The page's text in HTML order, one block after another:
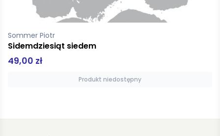
Mistral Frederi
Poemat O Rodanie w XII Pieśniach
60,00 zł
Produkt niedostępny